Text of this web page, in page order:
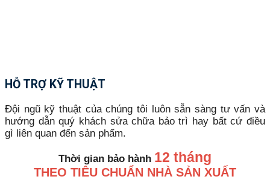
HỖ TRỢ KỸ THUẬT
Đội ngũ kỹ thuật của chúng tôi luôn sẵn sàng tư vấn và
hướng dẫn quý khách sửa chữa bảo trì hay bất cứ điều
gì liên quan đến sản phẩm.
Thời gian bảo hành 12 tháng
THEO TIÊU CHUẨN NHÀ SẢN XUẤT